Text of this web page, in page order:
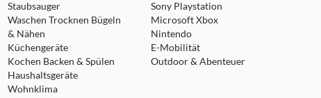
Staubsauger
Waschen Trocknen Bügeln
& Nähen
Küchengeräte
Kochen Backen & Spülen
Haushaltsgeräte
Wohnklima
Sony Playstation
Microsoft Xbox
Nintendo
E-Mobilität
Outdoor & Abenteuer